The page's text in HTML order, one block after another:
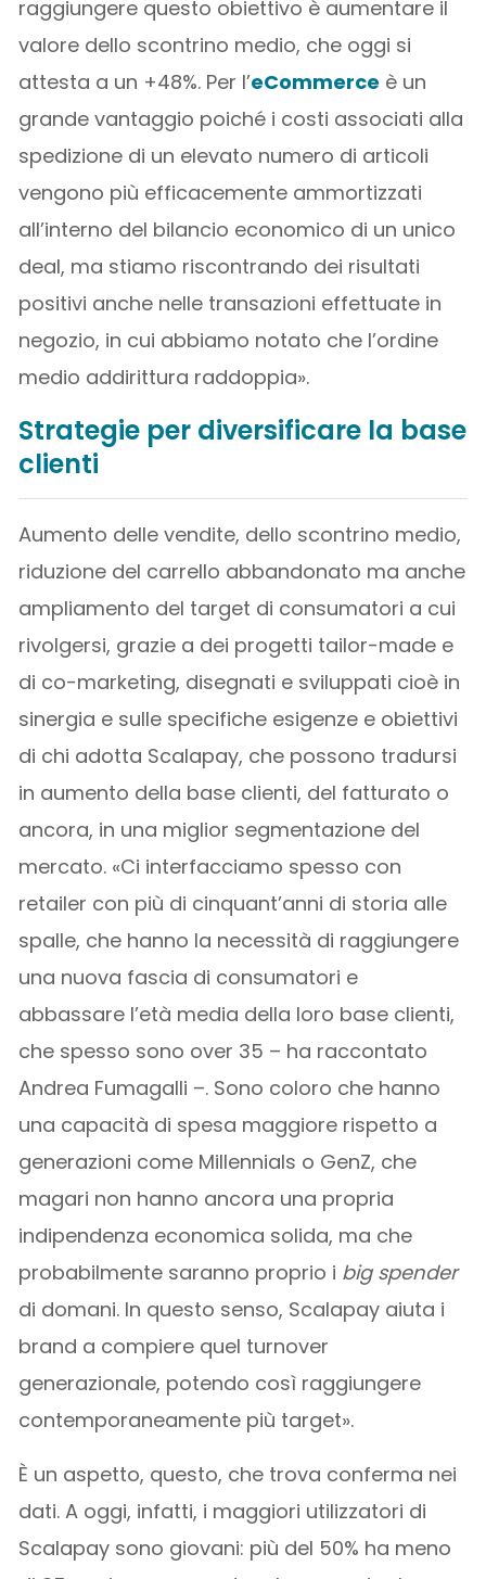
raggiungere questo obiettivo è aumentare il
valore dello scontrino medio, che oggi si
attesta a un +48%. Per l’eCommerce è un
grande vantaggio poiché i costi associati alla
spedizione di un elevato numero di articoli
vengono più efficacemente ammortizzati
all’interno del bilancio economico di un unico
deal, ma stiamo riscontrando dei risultati
positivi anche nelle transazioni effettuate in
negozio, in cui abbiamo notato che l’ordine
medio addirittura raddoppia».
Strategie per diversificare la base
clienti
Aumento delle vendite, dello scontrino medio,
riduzione del carrello abbandonato ma anche
ampliamento del target di consumatori a cui
rivolgersi, grazie a dei progetti tailor-made e
di co-marketing, disegnati e sviluppati cioè in
sinergia e sulle specifiche esigenze e obiettivi
di chi adotta Scalapay, che possono tradursi
in aumento della base clienti, del fatturato o
ancora, in una miglior segmentazione del
mercato. «Ci interfacciamo spesso con
retailer con più di cinquant’anni di storia alle
spalle, che hanno la necessità di raggiungere
una nuova fascia di consumatori e
abbassare l’età media della loro base clienti,
che spesso sono over 35 – ha raccontato
Andrea Fumagalli –. Sono coloro che hanno
una capacità di spesa maggiore rispetto a
generazioni come Millennials o GenZ, che
magari non hanno ancora una propria
indipendenza economica solida, ma che
probabilmente saranno proprio i big spender
di domani. In questo senso, Scalapay aiuta i
brand a compiere quel turnover
generazionale, potendo così raggiungere
contemporaneamente più target».
È un aspetto, questo, che trova conferma nei
dati. A oggi, infatti, i maggiori utilizzatori di
Scalapay sono giovani: più del 50% ha meno